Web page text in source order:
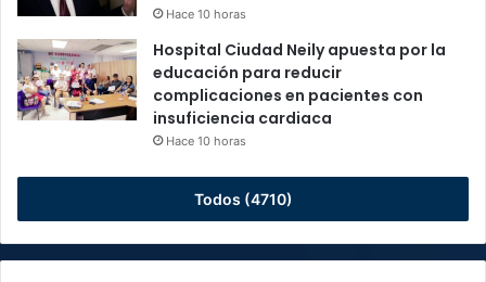
Hace 10 horas
Hospital Ciudad Neily apuesta por la
educación para reducir
complicaciones en pacientes con
insuficiencia cardiaca
Hace 10 horas
Todos (4710)